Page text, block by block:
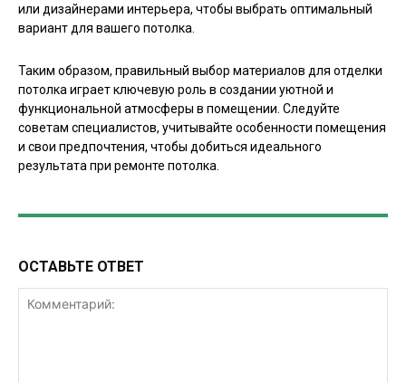
или дизайнерами интерьера, чтобы выбрать оптимальный
вариант для вашего потолка.
Таким образом, правильный выбор материалов для отделки
потолка играет ключевую роль в создании уютной и
функциональной атмосферы в помещении. Следуйте
советам специалистов, учитывайте особенности помещения
и свои предпочтения, чтобы добиться идеального
результата при ремонте потолка.
ОСТАВЬТЕ ОТВЕТ